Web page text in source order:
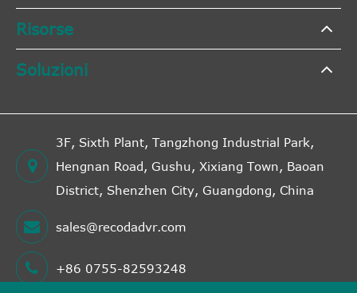
Risorse
Soluzioni
3F, Sixth Plant, Tangzhong Industrial Park,
Hengnan Road, Gushu, Xixiang Town, Baoan
District, Shenzhen City, Guangdong, China
sales@recodadvr.com
+86 0755-82593248